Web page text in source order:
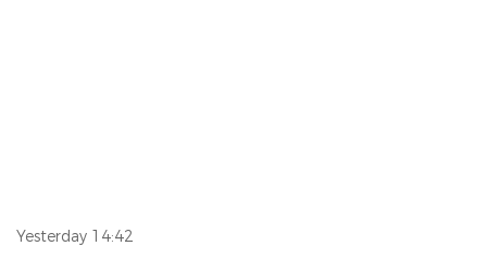
Yesterday 14:42